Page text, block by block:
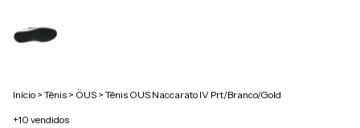
Início > Tênis > ÖUS > Tênis OUS Naccarato IV Prt/Branco/Gold
+10 vendidos